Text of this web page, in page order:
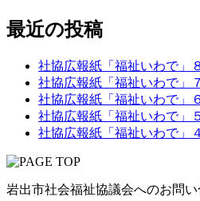
最近の投稿
社協広報紙「福祉いわで」
社協広報紙「福祉いわで」
社協広報紙「福祉いわで」
社協広報紙「福祉いわで」
社協広報紙「福祉いわで」
岩出市社会福祉協議会へのお問